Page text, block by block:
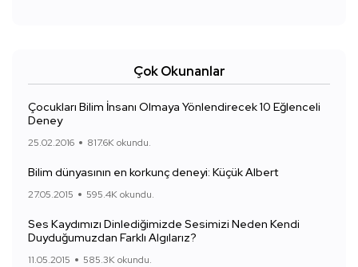
Çok Okunanlar
Çocukları Bilim İnsanı Olmaya Yönlendirecek 10 Eğlenceli
Deney
25.02.2016 817.6K okundu.
Bilim dünyasının en korkunç deneyi: Küçük Albert
27.05.2015 595.4K okundu.
Ses Kaydımızı Dinlediğimizde Sesimizi Neden Kendi
Duyduğumuzdan Farklı Algılarız?
11.05.2015 585.3K okundu.